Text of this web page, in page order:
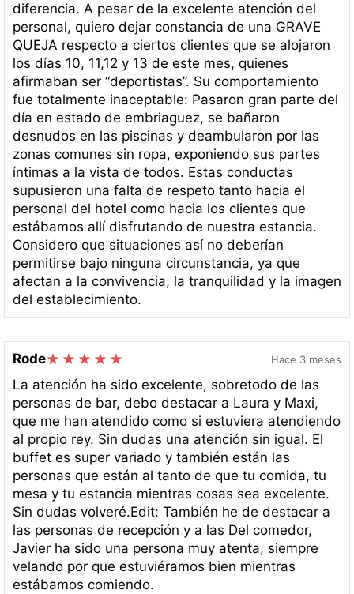
diferencia. A pesar de la excelente atención del
personal, quiero dejar constancia de una GRAVE
QUEJA respecto a ciertos clientes que se alojaron
los días 10, 11,12 y 13 de este mes, quienes
afirmaban ser “deportistas”. Su comportamiento
fue totalmente inaceptable: Pasaron gran parte del
día en estado de embriaguez, se bañaron
desnudos en las piscinas y deambularon por las
zonas comunes sin ropa, exponiendo sus partes
íntimas a la vista de todos. Estas conductas
supusieron una falta de respeto tanto hacia el
personal del hotel como hacia los clientes que
estábamos allí disfrutando de nuestra estancia.
Considero que situaciones así no deberían
permitirse bajo ninguna circunstancia, ya que
afectan a la convivencia, la tranquilidad y la imagen
del establecimiento.
Rode Hace 3 meses
La atención ha sido excelente, sobretodo de las
personas de bar, debo destacar a Laura y Maxi,
que me han atendido como si estuviera atendiendo
al propio rey. Sin dudas una atención sin igual. El
buffet es super variado y también están las
personas que están al tanto de que tu comida, tu
mesa y tu estancia mientras cosas sea excelente.
Sin dudas volveré.Edit: También he de destacar a
las personas de recepción y a las Del comedor,
Javier ha sido una persona muy atenta, siempre
velando por que estuviéramos bien mientras
estábamos comiendo.